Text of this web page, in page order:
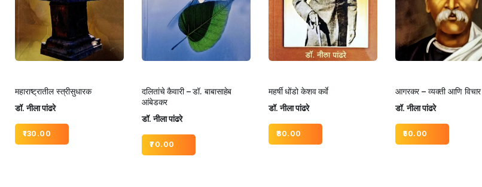
महाराष्ट्रातील स्त्रीसुधारक
डॉ. नीला पांढरे
130.00
दलितांचे कैवारी – डॉ. बाबासाहेब
आंबेडकर
डॉ. नीला पांढरे
70.00
महर्षी धोंडो केशव कर्वे
डॉ. नीला पांढरे
80.00
आगरकर – व्यक्ती आणि विचार
डॉ. नीला पांढरे
50.00